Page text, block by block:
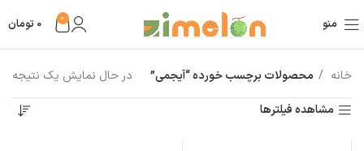
منو 0
0 تومان
خانه محصولات برچسب خورده “آیجمی”
در حال نمایش یک نتیجه
مشاهده فیلترها